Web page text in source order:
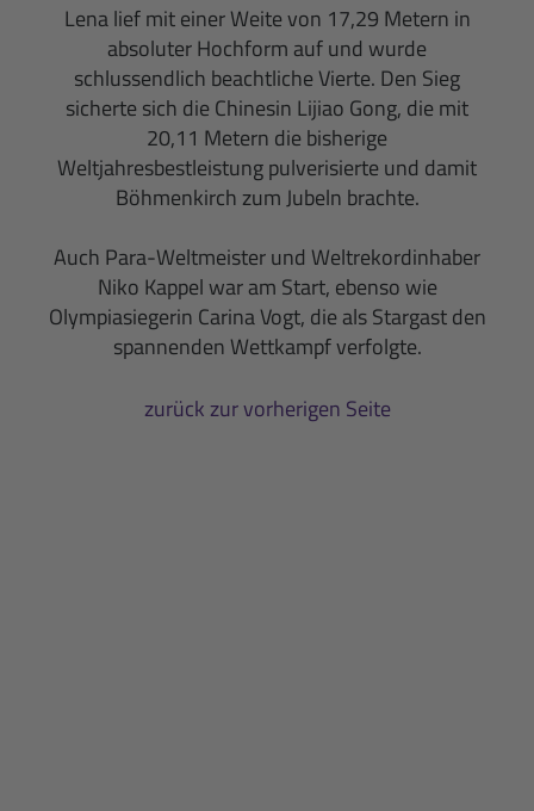
Lena lief mit einer Weite von 17,29 Metern in
absoluter Hochform auf und wurde
schlussendlich beachtliche Vierte. Den Sieg
sicherte sich die Chinesin Lijiao Gong, die mit
20,11 Metern die bisherige
Weltjahresbestleistung pulverisierte und damit
Böhmenkirch zum Jubeln brachte.
Auch Para-Weltmeister und Weltrekordinhaber
Niko Kappel war am Start, ebenso wie
Olympiasiegerin Carina Vogt, die als Stargast den
spannenden Wettkampf verfolgte.
zurück zur vorherigen Seite